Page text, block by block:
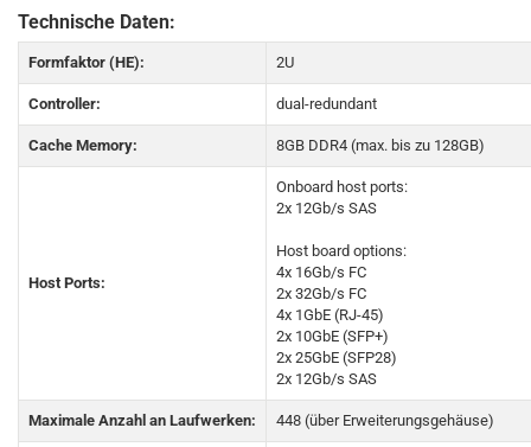
Technische Daten:
Formfaktor (HE): 2U
Controller: dual-redundant
Cache Memory: 8GB DDR4 (max. bis zu 128GB)
Host Ports:
Onboard host ports:
2x 12Gb/s SAS
Host board options:
4x 16Gb/s FC
2x 32Gb/s FC
4x 1GbE (RJ-45)
2x 10GbE (SFP+)
2x 25GbE (SFP28)
2x 12Gb/s SAS
Maximale Anzahl an Laufwerken: 448 (über Erweiterungsgehäuse)